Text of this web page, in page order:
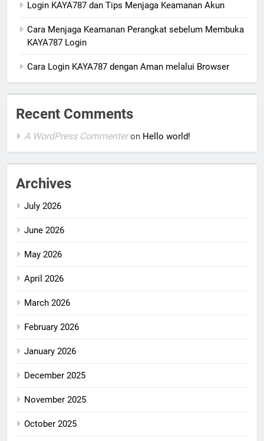
Login KAYA787 dan Tips Menjaga Keamanan Akun
Cara Menjaga Keamanan Perangkat sebelum Membuka
KAYA787 Login
Cara Login KAYA787 dengan Aman melalui Browser
Recent Comments
A WordPress Commenteron Hello world!
Archives
July 2026
June 2026
May 2026
April 2026
March 2026
February 2026
January 2026
December 2025
November 2025
October 2025